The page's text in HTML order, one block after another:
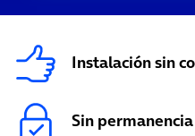
Instalación sin
Sin permanencia